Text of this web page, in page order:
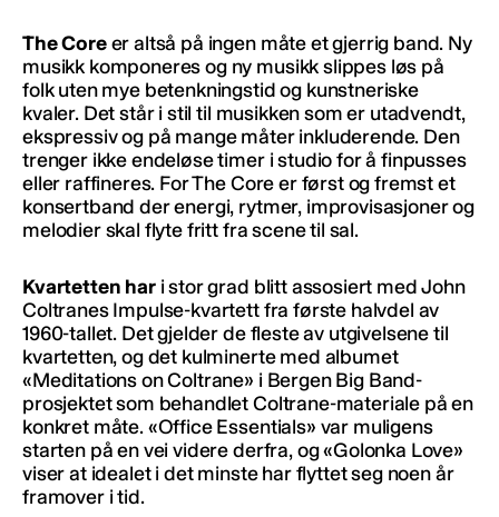
The Coreer altså på ingen måte et gjerrig band. Ny
musikk komponeres og ny musikk slippes løs på
folk uten mye betenkningstid og kunstneriske
kvaler. Det står i stil til musikken som er utadvendt,
ekspressiv og på mange måter inkluderende. Den
trenger ikke endeløse timer i studio for å finpusses
eller raffineres. For The Core er først og fremst et
konsertband der energi, rytmer, improvisasjoner og
melodier skal flyte fritt fra scene til sal.
Kvartetten hari stor grad blitt assosiert med John
Coltranes Impulse-kvartett fra første halvdel av
1960-tallet. Det gjelder de fleste av utgivelsene til
kvartetten, og det kulminerte med albumet
«Meditations on Coltrane» i Bergen Big Band-
prosjektet som behandlet Coltrane-materiale på en
konkret måte. «Office Essentials» var muligens
starten på en vei videre derfra, og «Golonka Love»
viser at idealet i det minste har flyttet seg noen år
framover i tid.